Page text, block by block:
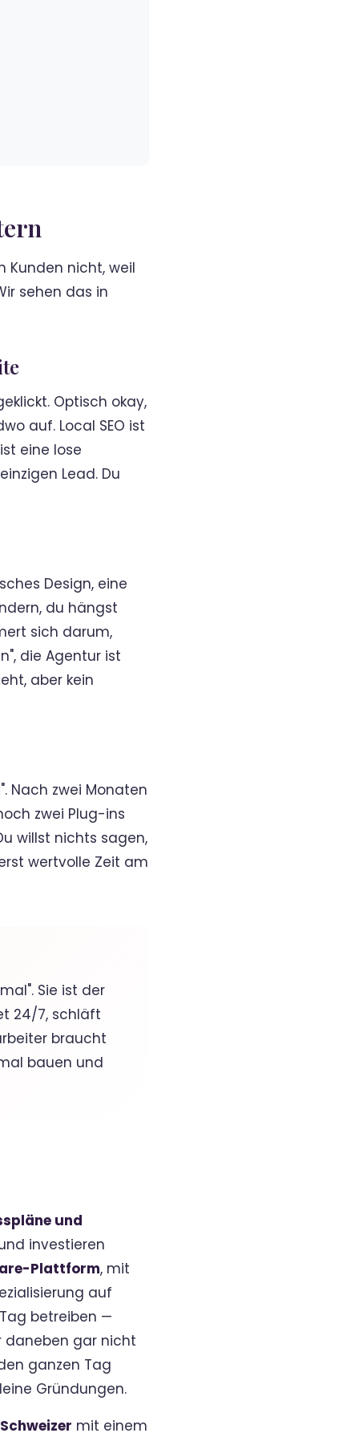
Kunden nicht, weil
sehen das in
Optisch okay,
auf. Local SEO ist
eine lose
Lead. Du
Design, eine
du hängst
sich darum,
die Agentur ist
aber kein
Nach zwei Monaten
zwei Plug-ins
willst nichts sagen,
wertvolle Zeit am
Sie ist der
24/7, schläft
braucht
bauen und
und
investieren
Plattform, mit
auf
betreiben —
daneben gar nicht
ganzen Tag
Gründungen.
mit einem